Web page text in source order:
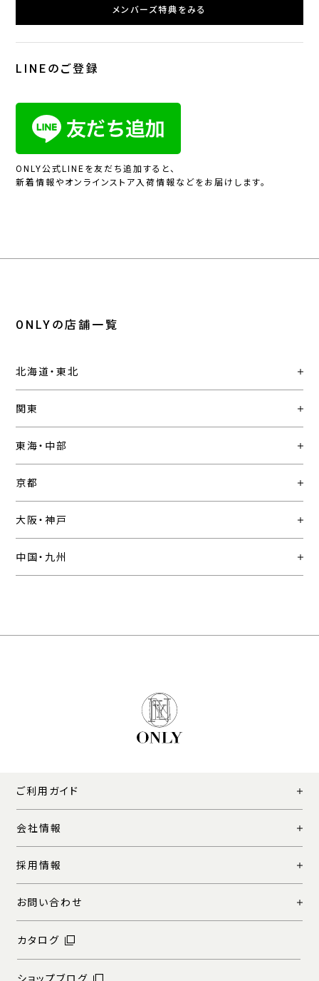
メンバーズ特典をみる
LINEのご登録
ONLY公式LINEを友だち追加すると、
新着情報やオンラインストア入荷情報などをお届けします。
ONLYの店舗一覧
北海道・東北
関東
東海・中部
京都
大阪・神戸
中国・九州
ご利用ガイド
会社情報
採用情報
お問い合わせ
カタログ
ショップブログ